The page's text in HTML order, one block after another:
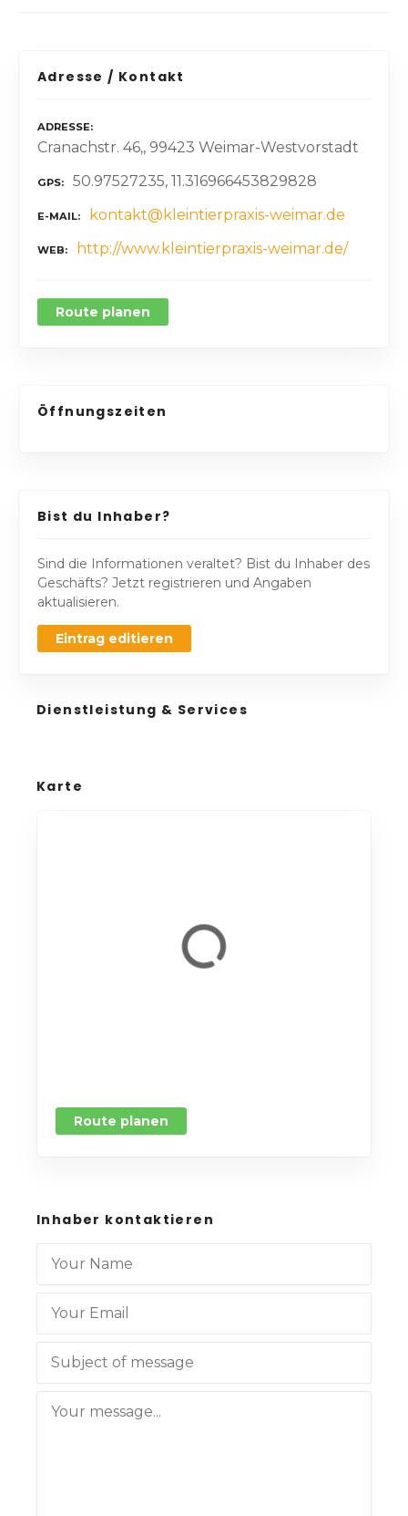
Adresse / Kontakt
ADRESSE
Cranachstr. 46,, 99423 Weimar-Westvorstadt
GPS 50.97527235, 11.316966453829828
E-MAIL kontakt@kleintierpraxis-weimar.de
WEB http://www.kleintierpraxis-weimar.de/
Route planen
Öffnungszeiten
Bist du Inhaber?
Sind die Informationen veraltet? Bist du Inhaber des
Geschäfts? Jetzt registrieren und Angaben
aktualisieren.
Eintrag editieren
Dienstleistung & Services
Karte
Route planen
Inhaber kontaktieren